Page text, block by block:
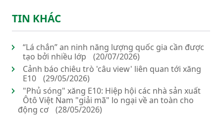
TIN KHÁC
“Lá chắn” an ninh năng lượng quốc gia cần được
tạo bởi nhiều lớp
(20/07/2026)
Cảnh báo chiêu trò 'câu view' liên quan tới xăng
E10
(29/05/2026)
"Phủ sóng" xăng E10: Hiệp hội các nhà sản xuất
Ôtô Việt Nam "giải mã" lo ngại về an toàn cho
động cơ
(28/05/2026)